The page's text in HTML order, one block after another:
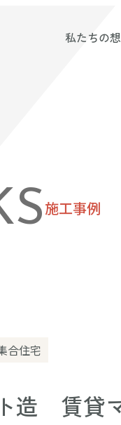
私たちの
施工事例
合住宅
造 賃貸